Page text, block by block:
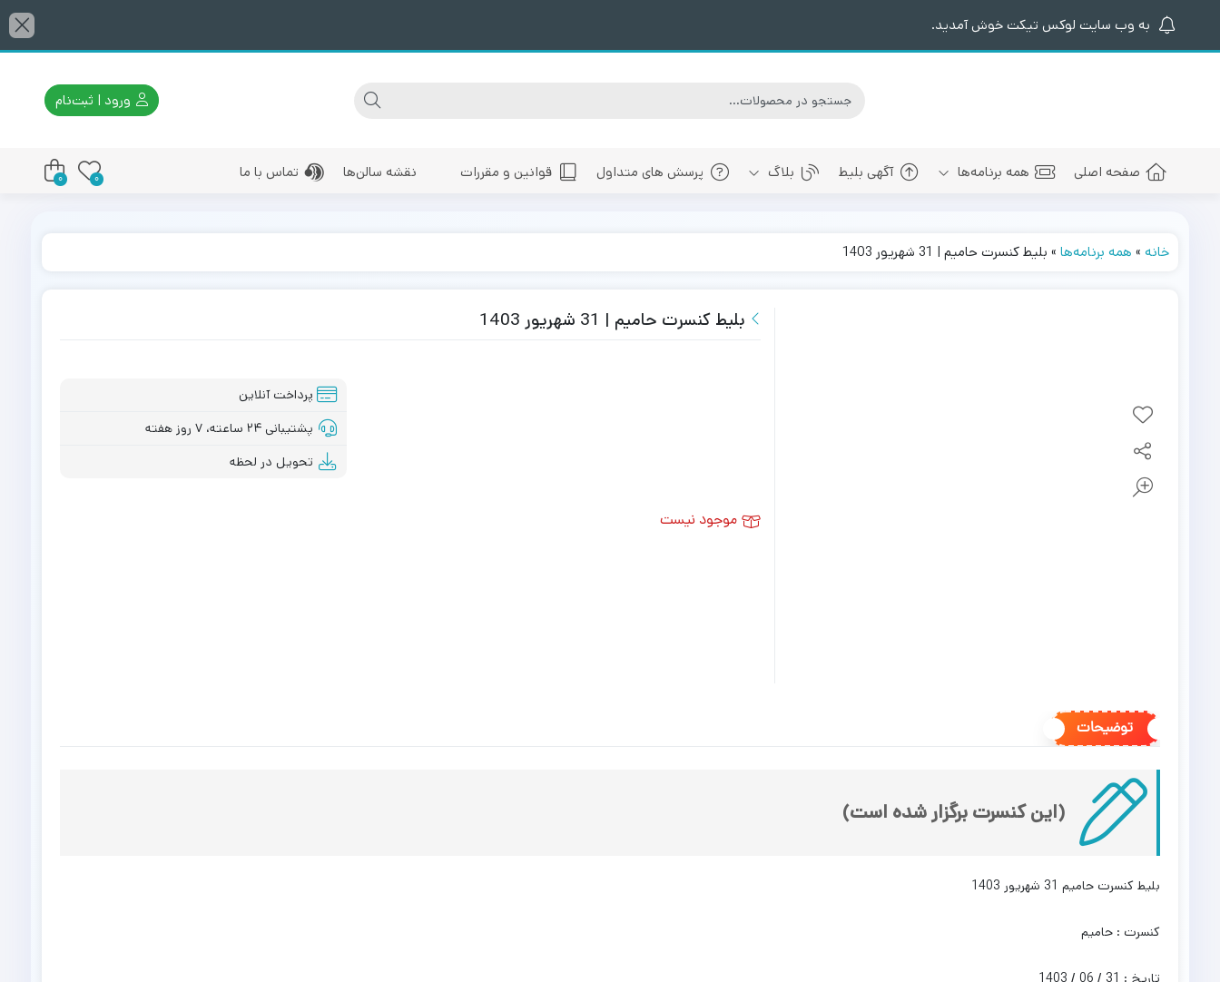
به وب سایت لوکس تیکت خوش آمدید.
ورود | ثبت‌نام
صفحه اصلی همه برنامه‌ها
بلیط کنسرت های پیش رو شیراز
آگهی بلیط بلاگ پرسش های متداول قوانین و مقررات نقشه سالن‌ها تماس با ما 0
0
خانه» همه برنامه‌ها» بلیط کنسرت حامیم | 31 شهریور 1403
بلیط کنسرت حامیم | 31 شهریور 1403
پرداخت آنلاین
پشتیبانی ۲۴ ساعته، ۷ روز هفته
تحویل در لحظه
موجود نیست
توضیحات
(این کنسرت برگزار شده است)
بلیط کنسرت حامیم 31 شهریور 1403
کنسرت : حامیم
تاریخ : 31 / 06 / 1403